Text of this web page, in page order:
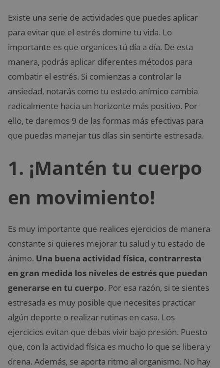
Existe una serie de actividades que puedes aplicar
para evitar que el estrés domine tu vida. Lo
importante es que organices tú día a día. De esta
manera, podrás aplicar diferentes métodos para
combatir el estrés. Si comienzas a controlar la
ansiedad, notarás como tu estado anímico cambia
radicalmente hacia un horizonte más positivo. Por
ello, te daremos 9 de las formas más efectivas para
que puedas manejar tus días sin sentirte estresada.
1. ¡Mantén tu cuerpo
en movimiento!
Es muy importante que realices ejercicios de manera
constante si quieres mejorar tu salud y tu estado de
ánimo. Una buena actividad física, contrarresta
en gran medida los niveles de estrés que puedan
generarse en tu cuerpo. Por esa razón, si te sientes
estresada es muy posible que necesites practicar
algún deporte o realizar rutinas en casa. Los
ejercicios evitan que debas vivir bajo presión. Puesto
que, con la actividad física es mucho lo que se libera y
drena. Además, se aporta ritmo al organismo. No hay